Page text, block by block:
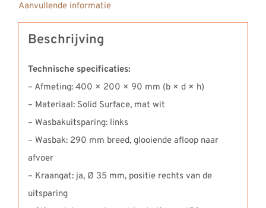
Aanvullende informatie
Beschrijving
Technische specificaties:
– Afmeting: 400 × 200 × 90 mm (b × d × h)
– Materiaal: Solid Surface, mat wit
– Wasbakuitsparing: links
– Wasbak: 290 mm breed, glooiende afloop naar
afvoer
– Kraangat: ja, Ø 35 mm, positie rechts van de
uitsparing